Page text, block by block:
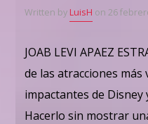
Written by LuisH on 26
JOAB LEVI APAEZ
de las atracciones más
impactantes de
Hacerlo sin mostrar